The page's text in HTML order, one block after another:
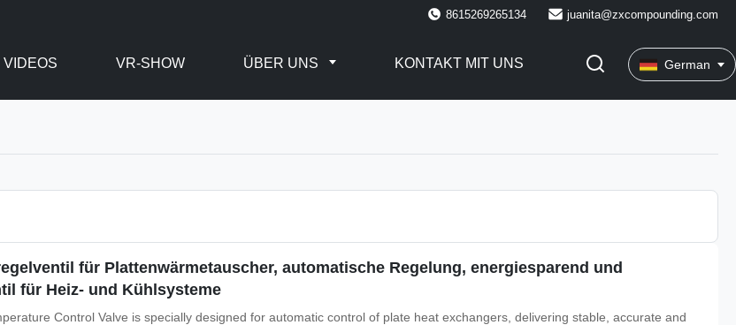
8615269265134 juanita@zxcompounding.com
VIDEOS VR-SHOW ÜBER UNS KONTAKT MIT UNS German
für Plattenwärmetauscher, automatische Regelung, energiesparend und
für Heiz- und Kühlsysteme
Control Valve is specially designed for automatic control of plate heat exchangers, delivering stable, accurate and